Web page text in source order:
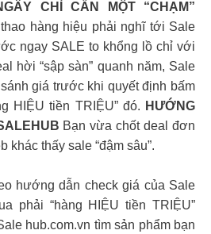
CHỈ CẦN MỘT “CHẠM”
hàng hiệu phải nghĩ tới Sale
ngay SALE to khổng lồ chỉ với
hời “sập sàn” quanh năm, Sale
giá trước khi quyết định bấm
HIỆU tiền TRIỆU” đó. HƯỚNG
Bạn vừa chốt deal đơn
khác thấy sale “đậm sâu”.
hướng dẫn check giá của Sale
phải “hàng HIỆU tiền TRIỆU”
hub.com.vn tìm sản phẩm bạn